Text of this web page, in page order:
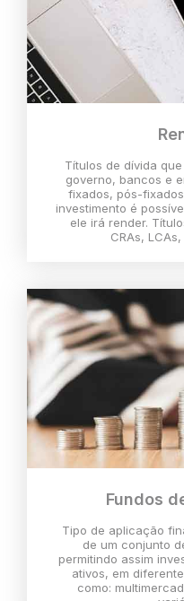
Títulos de dívida
governo, bancos e
fixados, pós-
investimento é
ele irá render.
CRAs,
Fundos
Tipo de aplicação
de um conjunto
permitindo assim
ativos, em
como: